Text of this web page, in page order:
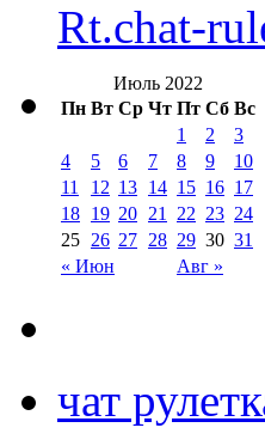
Rt.chat-
Июль 2022
Пн Вт Ср Чт Пт Сб Вс
« Июн Авг »
1 2
3
4
5 6 7 8 9
10
11
12 13 14 15 16 17
18 19 20 21 22 23 24
25 26 27 28 29 30 31
чат